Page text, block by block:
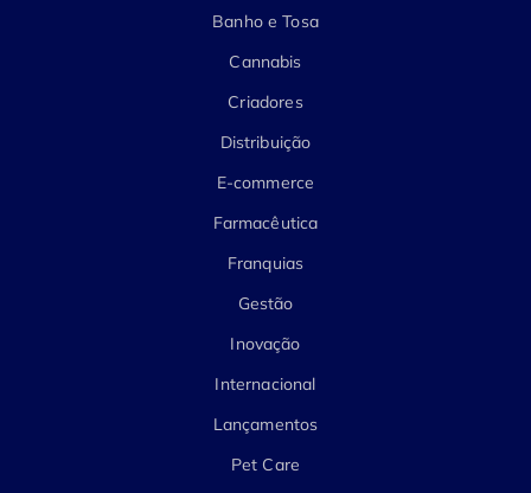
Banho e Tosa
Cannabis
Criadores
Distribuição
E-commerce
Farmacêutica
Franquias
Gestão
Inovação
Internacional
Lançamentos
Pet Care